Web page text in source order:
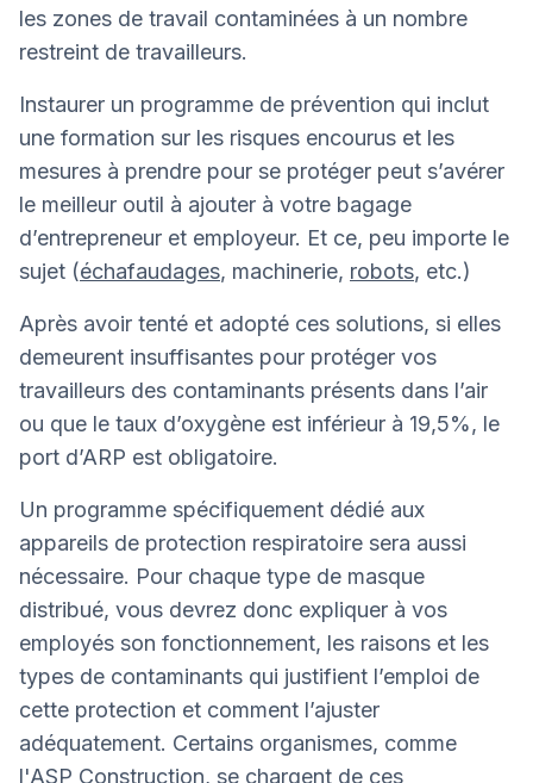
les zones de travail contaminées à un nombre
restreint de travailleurs.
Instaurer un programme de prévention qui inclut
une formation sur les risques encourus et les
mesures à prendre pour se protéger peut s’avérer
le meilleur outil à ajouter à votre bagage
d’entrepreneur et employeur. Et ce, peu importe le
sujet (échafaudages, machinerie, robots, etc.)
Après avoir tenté et adopté ces solutions, si elles
demeurent insuffisantes pour protéger vos
travailleurs des contaminants présents dans l’air
ou que le taux d’oxygène est inférieur à 19,5%, le
port d’ARP est obligatoire.
Un programme spécifiquement dédié aux
appareils de protection respiratoire sera aussi
nécessaire. Pour chaque type de masque
distribué, vous devrez donc expliquer à vos
employés son fonctionnement, les raisons et les
types de contaminants qui justifient l’emploi de
cette protection et comment l’ajuster
adéquatement. Certains organismes, comme
l'ASP Construction, se chargent de ces